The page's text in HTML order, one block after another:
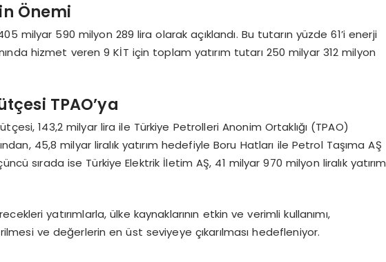
Önemi
milyar 590 milyon 289 lira olarak açıklandı. Bu tutarın yüzde 61’i enerji
hizmet veren 9 KİT için toplam yatırım tutarı 250 milyar 312 milyon
TPAO’ya
143,2 milyar lira ile Türkiye Petrolleri Anonim Ortaklığı (TPAO)
45,8 milyar liralık yatırım hedefiyle Boru Hatları ile Petrol Taşıma AŞ
sırada ise Türkiye Elektrik İletim AŞ, 41 milyar 970 milyon liralık yatırım
yatırımlarla, ülke kaynaklarının etkin ve verimli kullanımı,
ve değerlerin en üst seviyeye çıkarılması hedefleniyor.